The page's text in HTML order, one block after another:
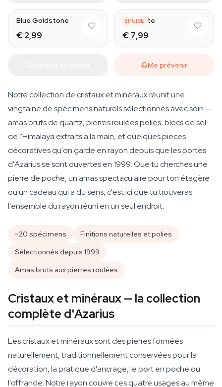
Blue Goldstone
€ 2,99
ÉPUISÉ
Malachite
€ 7,99
Me prévenir
Notre collection de cristaux et minéraux réunit une
vingtaine de spécimens naturels sélectionnés avec soin —
amas bruts de quartz, pierres roulées polies, blocs de sel
de l'Himalaya extraits à la main, et quelques pièces
décoratives qu'on garde en rayon depuis que les portes
d'Azarius se sont ouvertes en 1999. Que tu cherches une
pierre de poche, un amas spectaculaire pour ton étagère
ou un cadeau qui a du sens, c'est ici que tu trouveras
l'ensemble du rayon réuni en un seul endroit.
~20 spécimens
Finitions naturelles et polies
Sélectionnés depuis 1999
Amas bruts aux pierres roulées
Cristaux et minéraux — la collection
complète d'Azarius
Les cristaux et minéraux sont des pierres formées
naturellement, traditionnellement conservées pour la
décoration, la pratique d'ancrage, le port en poche ou
l'offrande. Notre rayon couvre ces quatre usages au même